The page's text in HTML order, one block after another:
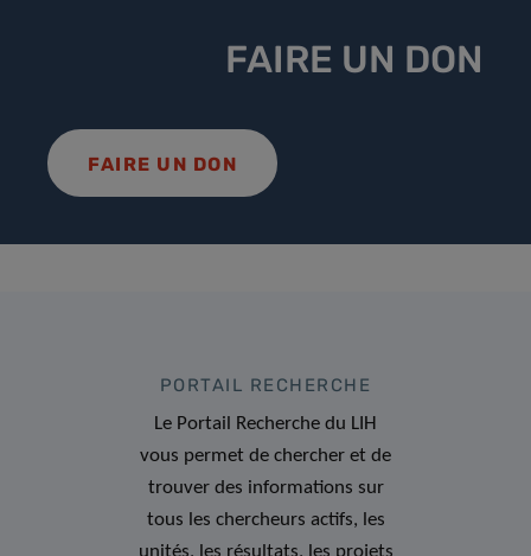
FAIRE UN DON
FAIRE UN DON
PORTAIL RECHERCHE
Le Portail Recherche du LIH
vous permet de chercher et de
trouver des informations sur
tous les chercheurs actifs, les
unités, les résultats, les projets